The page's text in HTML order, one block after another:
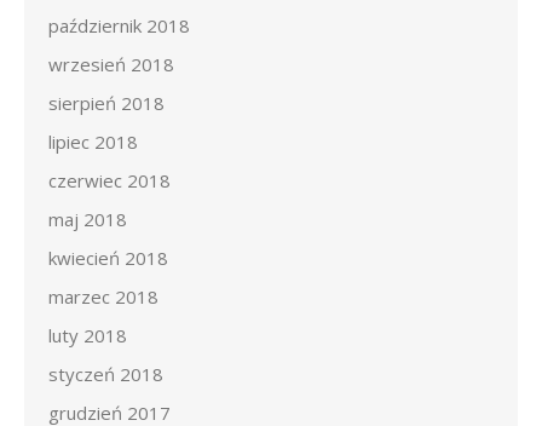
październik 2018
wrzesień 2018
sierpień 2018
lipiec 2018
czerwiec 2018
maj 2018
kwiecień 2018
marzec 2018
luty 2018
styczeń 2018
grudzień 2017